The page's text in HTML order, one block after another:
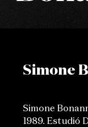
Simone
Simone
1989. Estudió